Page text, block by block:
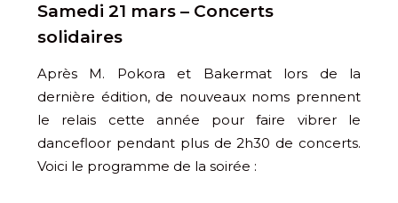
Samedi 21 mars – Concerts
solidaires
Après M. Pokora et Bakermat lors de la
dernière édition, de nouveaux noms prennent
le relais cette année pour faire vibrer le
dancefloor pendant plus de 2h30 de concerts.
Voici le programme de la soirée :